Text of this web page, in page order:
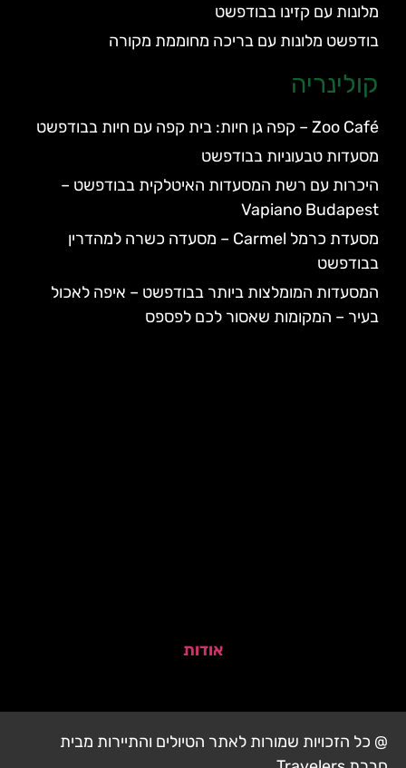
מלונות עם קזינו בבודפשט
בודפשט מלונות עם בריכה מחוממת מקורה
קולינריה
Zoo Café – קפה גן חיות: בית קפה עם חיות בבודפשט
מסעדות טבעוניות בבודפשט
היכרות עם רשת המסעדות האיטלקית בבודפשט –
Vapiano Budapest
מסעדת כרמל Carmel – מסעדה כשרה למהדרין
בבודפשט
המסעדות המומלצות ביותר בבודפשט – איפה לאכול
בעיר – המקומות שאסור לכם לפספס
אודות
@ כל הזכויות שמורות לאתר הטיולים והתיירות מבית